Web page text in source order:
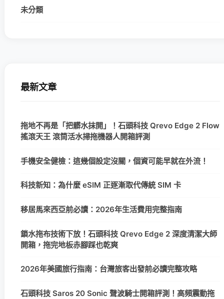
未分類
最新文章
拖地不再是「把髒水抹開」！石頭科技 Qrevo Edge 2 Flow
搖滾天王 滾筒活水掃拖機器人開箱評測
手機安全健檢：這幾個設定沒關，個資可能早就在外流！
科技新知：為什麼 eSIM 正逐漸取代傳統 SIM 卡
移居馬來西亞前必讀：2026年生活費用完整指南
鎖水拖布技術下放！石頭科技 Qrevo Edge 2 深度清潔大師
開箱，拖完地板赤腳踩也乾爽
2026年美國旅行指南：台灣旅客出發前必讀完整攻略
石頭科技 Saros 20 Sonic 聲波騎士開箱評測！高頻震動拖